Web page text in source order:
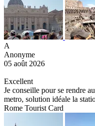
A
Anonyme
05 août 2026
Excellent
Je conseille pour se rendre
metro, solution idéale la
Rome Tourist Card